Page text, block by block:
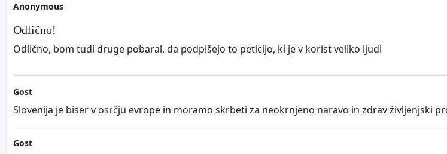
Anonymous
Odlično!
Odlično, bom tudi druge pobaral, da podpišejo to peticijo, ki je v korist veliko ljudi
Gost
Slovenija je biser v osrčju evrope in moramo skrbeti za neokrnjeno naravo in zdrav življenjski
Gost